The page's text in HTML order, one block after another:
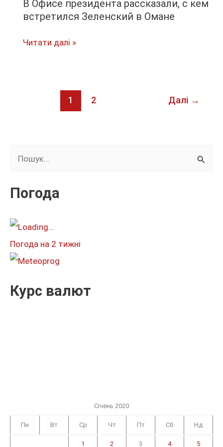
В Офисе президента рассказали, с кем
встретился Зеленский в Омане
В
в
Читати далі »
1 2 Далі →
к
т
:
Погода
Погода на 2 тижні
Курс валют
Січень 2020
Пн Вт Ср Чт Пт Сб Нд
1 2 3 4 5